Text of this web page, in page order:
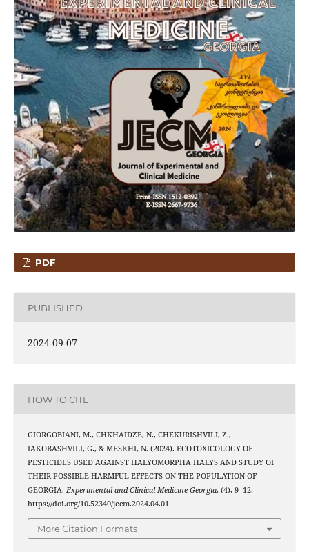
PDF
PUBLISHED
2024-09-07
HOW TO CITE
GIORGOBIANI, M., CHKHAIDZE, N., CHEKURISHVILI, Z.,
IAKOBASHVILI, G., & MESKHI, N. (2024). ECOTOXICOLOGY OF
PESTICIDES USED AGAINST HALYOMORPHA HALYS AND STUDY OF
THEIR POSSIBLE HARMFUL EFFECTS ON THE POPULATION OF
GEORGIA. Experimental and Clinical Medicine Georgia, (4), 9–12.
https://doi.org/10.52340/jecm.2024.04.01
More Citation Formats